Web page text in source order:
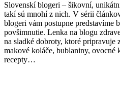
Slovenskí blogeri – šikovní,
takí sú mnohí z nich. V sérii
blogeri vám postupne predstavíme
povšimnutie. Lenka na blogu
na sladké dobroty, ktoré pripravuje
makové koláče, bublaniny, ovocné
recepty…